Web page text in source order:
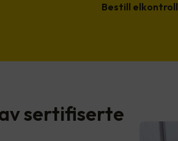
Bestill elkontroll
sertifiserte